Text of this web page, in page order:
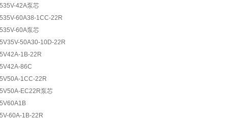
42A泵芯
60A38-1CC-22R
60A泵芯
50A30-10D-22R
1B-22R
86C
1CC-22R
EC22R泵芯
60A-1B-22R